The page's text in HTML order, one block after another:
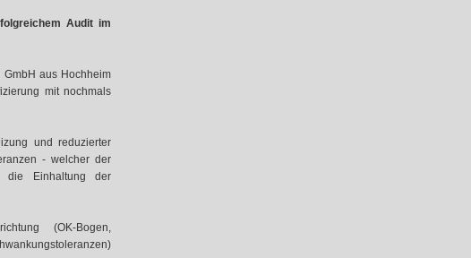
Audit im
GmbH aus Hochheim
mit nochmals
und reduzierter
- welcher der
die Einhaltung der
(OK-Bogen,